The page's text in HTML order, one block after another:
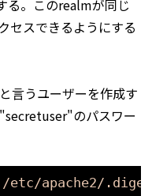
る。このrealmが同じ
セスできるようにする
言うユーザーを作成す
のパスワー
apache2/